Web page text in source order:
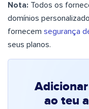
Nota: Todos os
domínios
fornecem segurança
seus planos.
ao teu